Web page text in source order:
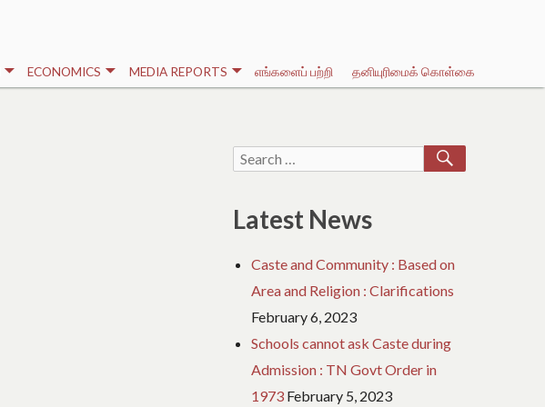
ECONOMICS MEDIA REPORTS எங்களைப் பற்றி தனியுரிமைக் கொள்கை
Search
Latest News
Caste and Community : Based on
Area and Religion : Clarifications
February 6, 2023
Schools cannot ask Caste during
Admission : TN Govt Order in
1973 February 5, 2023